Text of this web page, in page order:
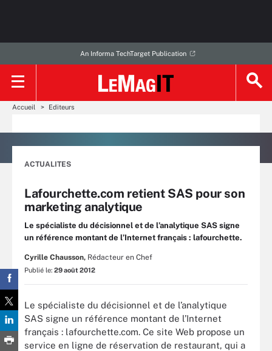
An Informa TechTarget Publication
Accueil Editeurs
ACTUALITES
Lafourchette.com retient SAS pour son
marketing analytique
Le spécialiste du décisionnel et de l’analytique SAS signe
un référence montant de l’Internet français : lafourchette.
Cyrille Chausson, Rédacteur en Chef
Publié le: 29 août 2012
Le spécialiste du décisionnel et de l’analytique
SAS signe un référence montant de l’Internet
français : lafourchette.com. Ce site Web propose un
service en ligne de réservation de restaurant, qui a